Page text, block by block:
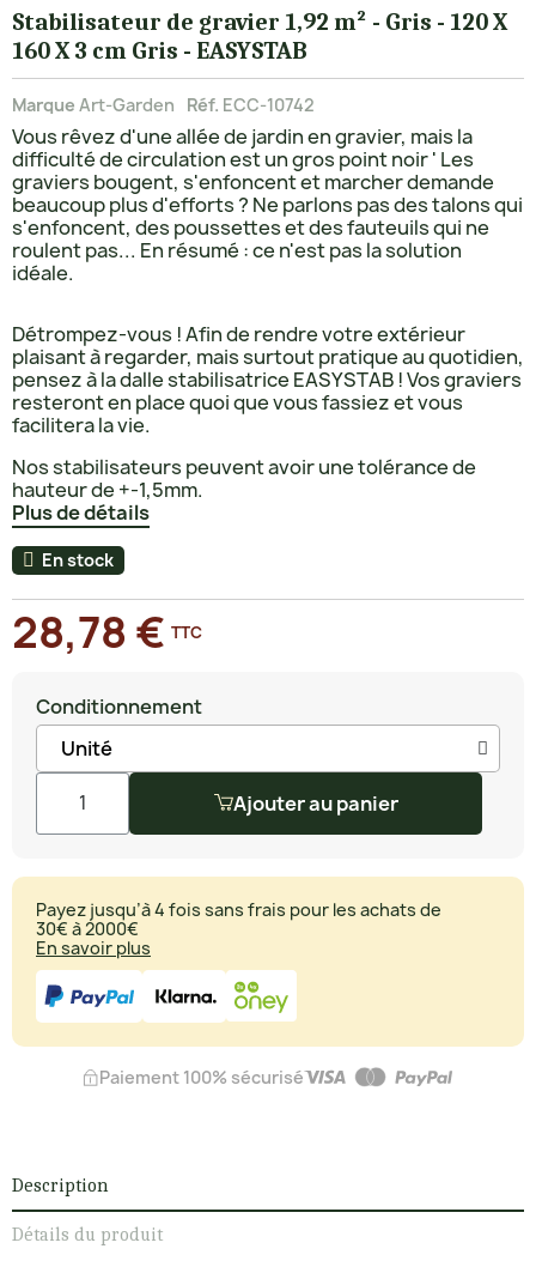
Stabilisateur de gravier 1,92 m² - Gris - 120 X
160 X 3 cm Gris - EASYSTAB
Marque Art-Garden Réf. ECC-10742
Vous rêvez d'une allée de jardin en gravier, mais la
difficulté de circulation est un gros point noir ' Les
graviers bougent, s'enfoncent et marcher demande
beaucoup plus d'efforts ? Ne parlons pas des talons qui
s'enfoncent, des poussettes et des fauteuils qui ne
roulent pas... En résumé : ce n'est pas la solution
idéale.
Détrompez-vous ! Afin de rendre votre extérieur
plaisant à regarder, mais surtout pratique au quotidien,
pensez à la dalle stabilisatrice EASYSTAB ! Vos graviers
resteront en place quoi que vous fassiez et vous
facilitera la vie.
Nos stabilisateurs peuvent avoir une tolérance de
hauteur de +-1,5mm.
Plus de détails
En stock
28,78 € TTC
Conditionnement
Ajouter au panier
Payez jusqu’à 4 fois sans frais pour les achats de
30€ à 2000€
En savoir plus
Paiement 100% sécurisé
Description
Détails du produit